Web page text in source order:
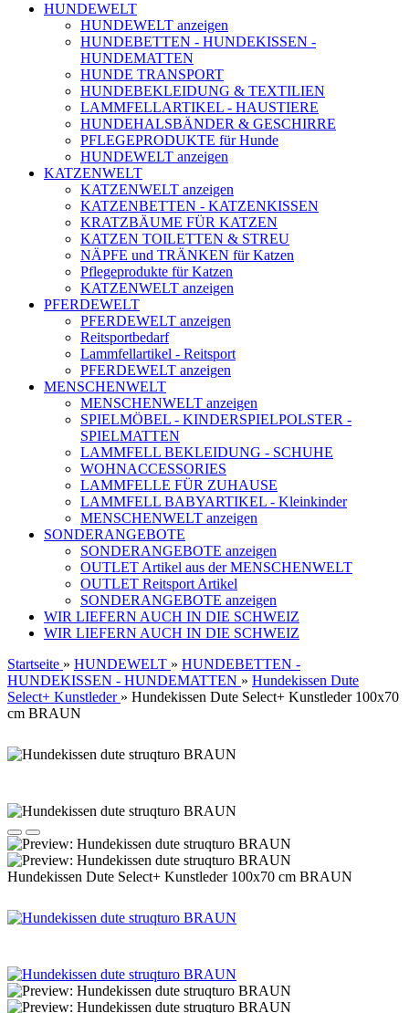
HUNDEWELT
HUNDEWELT anzeigen
HUNDEBETTEN - HUNDEKISSEN -
HUNDEMATTEN
HUNDE TRANSPORT
HUNDEBEKLEIDUNG & TEXTILIEN
LAMMFELLARTIKEL - HAUSTIERE
HUNDEHALSBÄNDER & GESCHIRRE
PFLEGEPRODUKTE für Hunde
HUNDEWELT anzeigen
KATZENWELT
KATZENWELT anzeigen
KATZENBETTEN - KATZENKISSEN
KRATZBÄUME FÜR KATZEN
KATZEN TOILETTEN & STREU
NÄPFE und TRÄNKEN für Katzen
Pflegeprodukte für Katzen
KATZENWELT anzeigen
PFERDEWELT
PFERDEWELT anzeigen
Reitsportbedarf
Lammfellartikel - Reitsport
PFERDEWELT anzeigen
MENSCHENWELT
MENSCHENWELT anzeigen
SPIELMÖBEL - KINDERSPIELPOLSTER -
SPIELMATTEN
LAMMFELL BEKLEIDUNG - SCHUHE
WOHNACCESSORIES
LAMMFELLE FÜR ZUHAUSE
LAMMFELL BABYARTIKEL - Kleinkinder
MENSCHENWELT anzeigen
SONDERANGEBOTE
SONDERANGEBOTE anzeigen
OUTLET Artikel aus der MENSCHENWELT
OUTLET Reitsport Artikel
SONDERANGEBOTE anzeigen
WIR LIEFERN AUCH IN DIE SCHWEIZ
WIR LIEFERN AUCH IN DIE SCHWEIZ
Startseite » HUNDEWELT » HUNDEBETTEN -
HUNDEKISSEN - HUNDEMATTEN » Hundekissen Dute
Select+ Kunstleder » Hundekissen Dute Select+ Kunstleder 100x70
cm BRAUN
Hundekissen Dute Select+ Kunstleder 100x70 cm BRAUN